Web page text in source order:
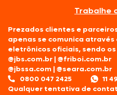
Trabalhe
Prezados clientes e
apenas se comunica através
eletrônicos oficiais, sendo
@jbs.com.br |@friboi.com.br
@jbssa.com |@seara.com.br
0800 047 2425
11
Qualquer tentativa de